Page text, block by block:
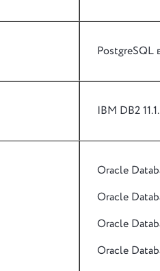
PostgreSQL
IBM DB2 11.1.
Oracle
Oracle
Oracle
Oracle